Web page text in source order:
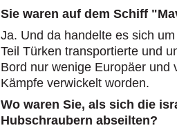
Sie waren auf dem Schiff
Ja. Und da handelte es sich
Teil Türken transportierte und
Bord nur wenige Europäer und
Kämpfe verwickelt worden.
Wo waren Sie, als sich die
Hubschraubern abseilten?